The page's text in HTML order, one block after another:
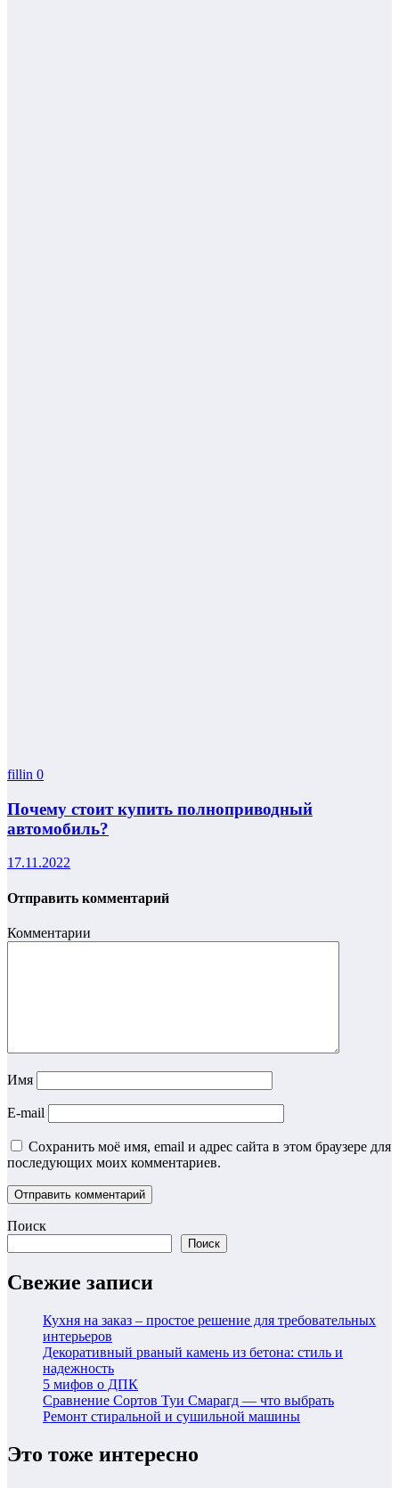
fillin 0
Почему стоит купить полноприводный
автомобиль?
17.11.2022
Отправить комментарий
Комментарии
Имя
E-mail
Сохранить моё имя, email и адрес сайта в этом браузере для
последующих моих комментариев.
Поиск
Поиск
Свежие записи
Кухня на заказ – простое решение для требовательных
интерьеров
Декоративный рваный камень из бетона: стиль и
надежность
5 мифов о ДПК
Сравнение Сортов Туи Смарагд — что выбрать
Ремонт стиральной и сушильной машины
Это тоже интересно